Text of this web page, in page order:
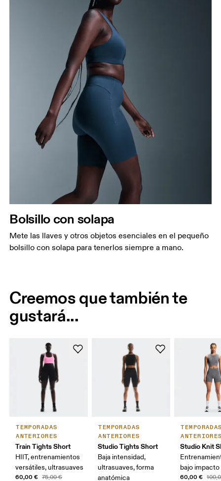
Bolsillo con solapa
Mete las llaves y otros objetos esenciales en el pequeño
bolsillo con solapa para tenerlos siempre a mano.
Creemos que también te
gustará...
TEMPORADAS
ANTERIORES
Train Tights Short
HIIT, entrenamientos
versátiles, ultrasuaves
60,00 € 75,00 €
TEMPORADAS
ANTERIORES
Studio Tights Short
Baja intensidad,
ultrasuaves, forma
anatómica
Studio Knit
bajo impacto
60,00 €